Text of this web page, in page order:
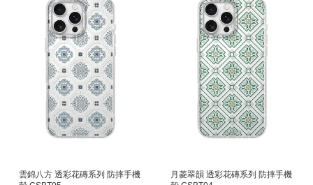
雲錦八方 透彩花磚系列 防摔手機
月菱翠韻 透彩花磚系列 防摔手機